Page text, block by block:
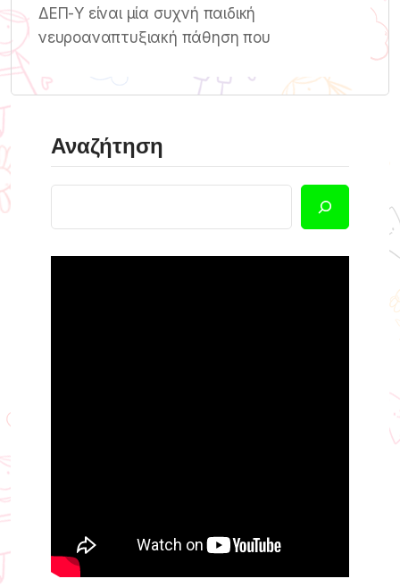
ΔΕΠ-Υ είναι μία συχνή παιδική
νευροαναπτυξιακή πάθηση που
Αναζήτηση